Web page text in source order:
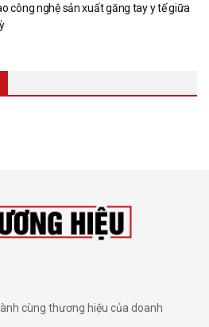
công nghệ sản xuất găng tay y tế giữa
cùng thương hiệu của doanh